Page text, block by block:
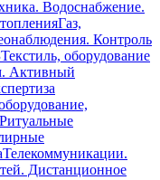
Водоснабжение.
Газ,
Контроль
Текстиль, оборудование
Активный
Ритуальные
Телекоммуникации.
Дистанционное